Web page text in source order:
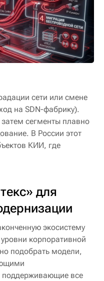
сети или смене
на SDN-фабрику).
сегменты плавно
В России этот
КИИ, где
для
экосистему
корпоративной
подобрать модели,
все